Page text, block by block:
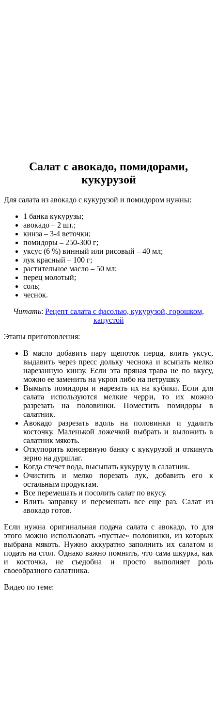
Салат с авокадо, помидорами,
кукурузой
Для салата из авокадо с кукурузой и помидором нужны:
1 банка кукурузы;
авокадо – 2 шт.;
кинза – 3-4 веточки;
помидоры – 250-300 г;
уксус (6 %) винный или рисовый – 40 мл;
лук красный – 100 г;
растительное масло – 50 мл;
перец молотый;
соль;
чеснок.
Читать: Рецепт салата с фасолью, кукурузой, горошком,
капустой
Этапы приготовления:
В масло добавить пару щепоток перца, влить уксус,
выдавить через пресс дольку чеснока и всыпать мелко
нарезанную кинзу. Если эта пряная трава не по вкусу,
можно ее заменить на укроп либо на петрушку.
Вымыть помидоры и нарезать их на кубики. Если для
салата используются мелкие черри, то их можно
разрезать на половинки. Поместить помидоры в
салатник.
Авокадо разрезать вдоль на половинки и удалить
косточку. Маленькой ложечкой выбрать и выложить в
салатник мякоть.
Откупорить консервную банку с кукурузой и откинуть
зерно на дуршлаг.
Когда стечет вода, высыпать кукурузу в салатник.
Очистить и мелко порезать лук, добавить его к
остальным продуктам.
Все перемешать и посолить салат по вкусу.
Влить заправку и перемешать все еще раз. Салат из
авокадо готов.
Если нужна оригинальная подача салата с авокадо, то для
этого можно использовать «пустые» половинки, из которых
выбрана мякоть. Нужно аккуратно заполнить их салатом и
подать на стол. Однако важно помнить, что сама шкурка, как
и косточка, не съедобна и просто выполняет роль
своеобразного салатника.
Видео по теме: